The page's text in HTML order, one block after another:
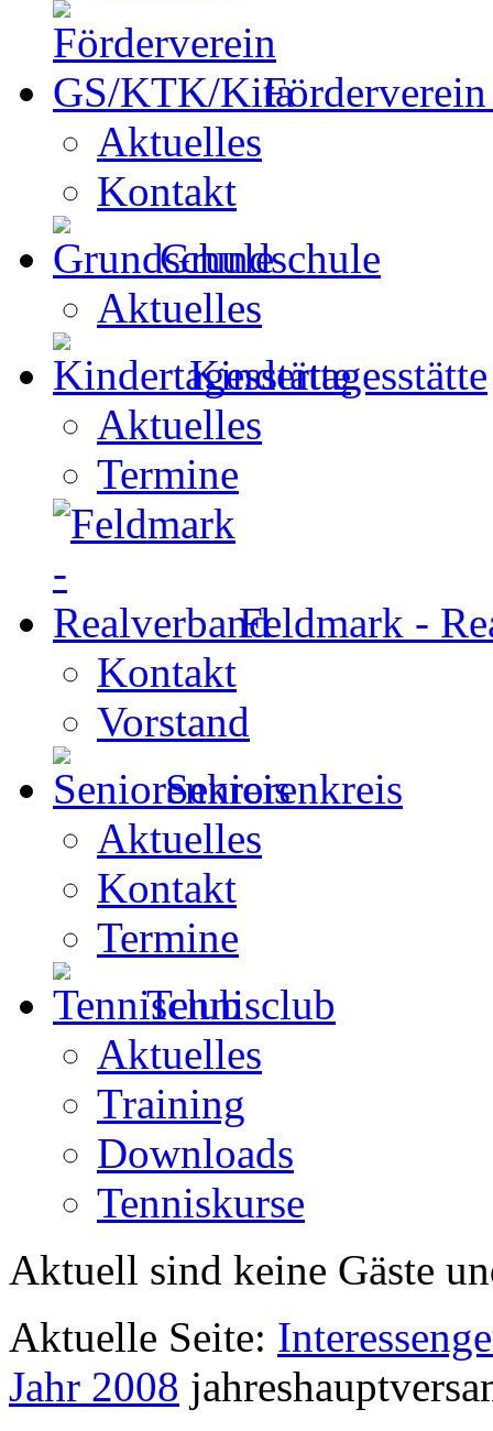
Aktuelles
Kontakt
Grundschule
Aktuelles
Kindertagesstätte
Aktuelles
Termine
Feldmark -
Kontakt
Vorstand
Seniorenkreis
Aktuelles
Kontakt
Termine
Tennisclub
Aktuelles
Training
Downloads
Tenniskurse
Aktuell sind keine Gäste
Aktuelle Seite:
Jahr 2008